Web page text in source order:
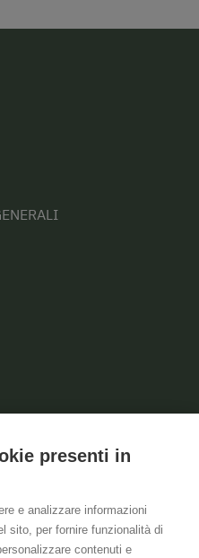
presenti in
e analizzare informazioni
sito, per fornire funzionalità di
contenuti e